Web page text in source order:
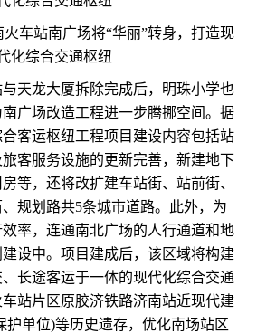
龙大厦拆除完成后，明珠小学也
广场改造工程进一步腾挪空间。据
客运枢纽工程项目建设内容包括站
客服务设施的更新完善，新建地下
等，还将改扩建车站街、站前街、
规划路共5条城市道路。此外，为
率，连通南北广场的人行通道和地
设中。项目建成后，该区域将构建
长途客运于一体的现代化综合交通
站片区原胶济铁路济南站近现代建
护单位)等历史遗存，优化南场站区